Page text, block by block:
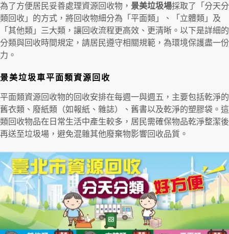
為了方便居民妥善處理資源回收物， 景美垃圾場採取了「分天分
類回收」的方式，將回收物細分為「平面類」、「立體類」及
「其他類」三大類，讓回收流程更高效、更清晰。以下是詳細的
分類與回收時間規定，請居民遵守相關規範，為環境保護盡一份
力。
景美垃圾車平面類資源回收
平面類資源回收物的回收安排在每週一與週五，主要包括乾淨的
舊衣類、廢紙類（如報紙、雜誌）、舊書以及乾淨的塑膠袋。這
類回收物品在日常生活中產生較多，居民需確保物品乾淨整潔後
再送至垃圾場，避免混雜其他廢棄物影響回收品質。